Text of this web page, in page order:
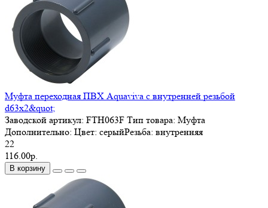
Муфта переходная ПВХ Aquaviva с внутренней резьбой
d63х2&quot;
Заводской артикул: FTH063F Тип товара: Муфта
Дополнительно: Цвет: серыйРезьба: внутренняя
22
116.00р.
В корзину